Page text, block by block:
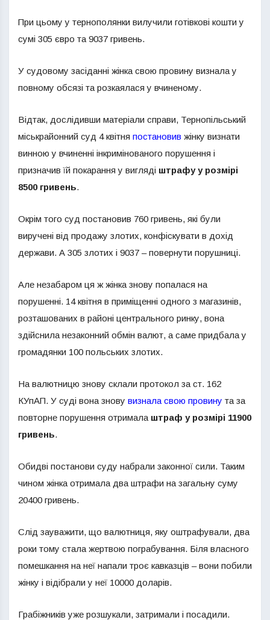
При цьому у тернополянки вилучили готівкові кошти у
сумі 305 євро та 9037 гривень.
У судовому засіданні жінка свою провину визнала у
повному обсязі та розкаялася у вчиненому.
Відтак, дослідивши матеріали справи, Тернопільський
міськрайонний суд 4 квітня постановив жінку визнати
винною у вчиненні інкримінованого порушення і
призначив їй покарання у вигляді штрафу у розмірі
8500 гривень.
Окрім того суд постановив 760 гривень, які були
виручені від продажу злотих, конфіскувати в дохід
держави. А 305 злотих і 9037 – повернути порушниці.
Але незабаром ця ж жінка знову попалася на
порушенні. 14 квітня в приміщенні одного з магазинів,
розташованих в районі центрального ринку, вона
здійснила незаконний обмін валют, а саме придбала у
громадянки 100 польських злотих.
На валютницю знову склали протокол за ст. 162
КУпАП. У суді вона знову визнала свою провину та за
повторне порушення отримала штраф у розмірі 11900
гривень.
Обидві постанови суду набрали законної сили. Таким
чином жінка отримала два штрафи на загальну суму
20400 гривень.
Слід зауважити, що валютниця, яку оштрафували, два
роки тому стала жертвою пограбування. Біля власного
помешкання на неї напали троє кавказців – вони побили
жінку і відібрали у неї 10000 доларів.
Грабіжників уже розшукали, затримали і посадили.